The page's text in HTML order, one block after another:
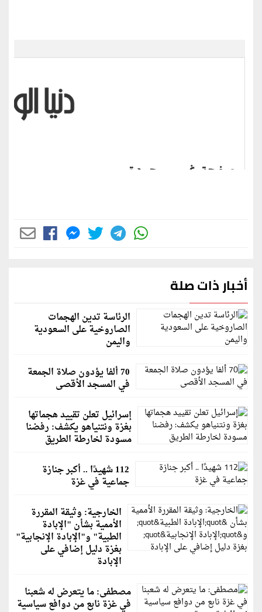
أخبار ذات صلة
الرئاسة تدين الهجمات
الصاروخية على السعودية
واليمن
70 ألفا يؤدون صلاة الجمعة
في المسجد الأقصى
إسرائيل تعلن تقييد هجماتها
بغزة ونتنياهو يكشف: رفضنا
مسودة لخارطة الطريق
112 شهيدًا .. أكبر جنازة
جماعية في غزة
الخارجية: وثيقة المقررة
الأممية بشأن "الإبادة
الطبية" و"الإبادة الإنجابية"
بغزة دليل إضافي على
الإبادة
مصطفى: ما يتعرض له شعبنا
في غزة نابع من دوافع سياسية